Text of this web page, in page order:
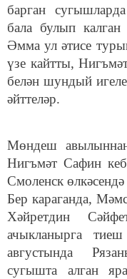
барган
бала булып
Әмма ул әтисе
үзе кайтты,
белән шундый
әйттеләр.
Мөндеш
Нигъмәт Сафин
Смоленск өлкәсендә
Бер караганда,
Хәйретдин
ачыкланырга
августында
сугышта алган